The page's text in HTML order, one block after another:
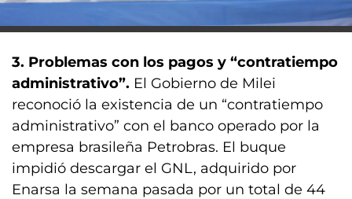
3. Problemas con los pagos y “contratiempo
administrativo”. El Gobierno de Milei
reconoció la existencia de un “contratiempo
administrativo” con el banco operado por la
empresa brasileña Petrobras. El buque
impidió descargar el GNL, adquirido por
Enarsa la semana pasada por un total de 44